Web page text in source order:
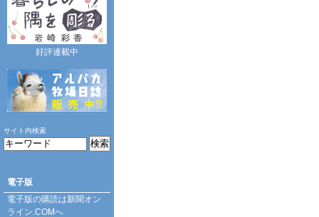
好評連載中
サイト内検索
電子版
電子版の購読は新聞オン
ライン.COMへ